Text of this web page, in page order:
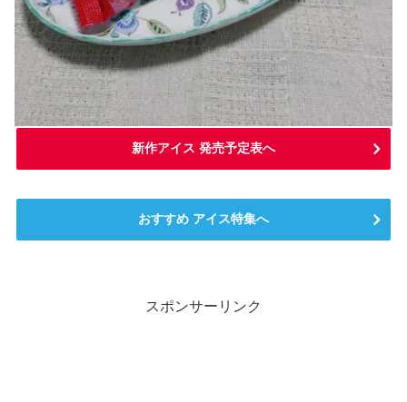
新作アイス 発売予定表へ
おすすめ アイス特集へ
スポンサーリンク